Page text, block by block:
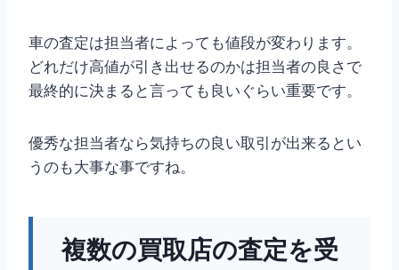
車の査定は担当者によっても値段が変わります。
どれだけ高値が引き出せるのかは担当者の良さで
最終的に決まると言っても良いぐらい重要です。
優秀な担当者なら気持ちの良い取引が出来るとい
うのも大事な事ですね。
複数の買取店の査定を受